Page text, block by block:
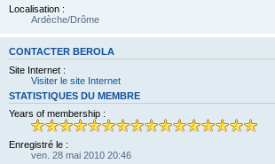
Localisation :
Ardèche/Drôme
CONTACTER BEROLA
Site Internet :
Visiter le site Internet
STATISTIQUES DU MEMBRE
Years of membership :
Enregistré le :
ven. 28 mai 2010 20:46